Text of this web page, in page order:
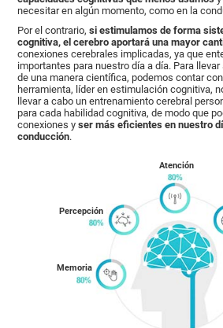
necesitar en algún momento, como en la
Por el contrario,si estimulamos de forma
cognitiva, el cerebro aportará una mayor
conexiones cerebrales implicadas, ya que
importantes para nuestro día a día. Para
de una manera científica, podemos contar
herramienta, líder en estimulación cognitiva,
llevar a cabo un entrenamiento cerebral
para cada habilidad cognitiva, de modo que
conexiones yser más eficientes en nuestro
conducción.
Memoria
Percepción
Atención